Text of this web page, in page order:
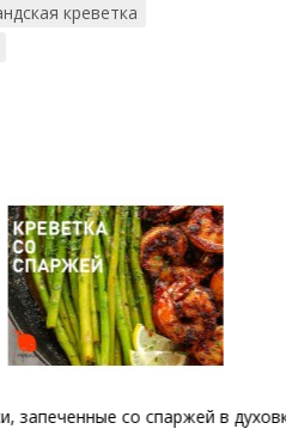
креветка
со спаржей в духовке